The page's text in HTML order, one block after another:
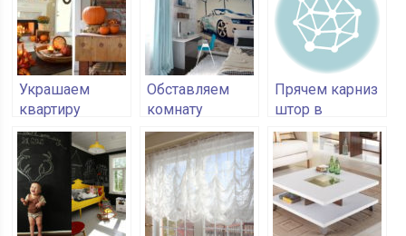
Украшаем
квартиру
поделками из
даров природы
Обставляем
комнату
подростка
Прячем карниз
штор в
потолочную
нишу